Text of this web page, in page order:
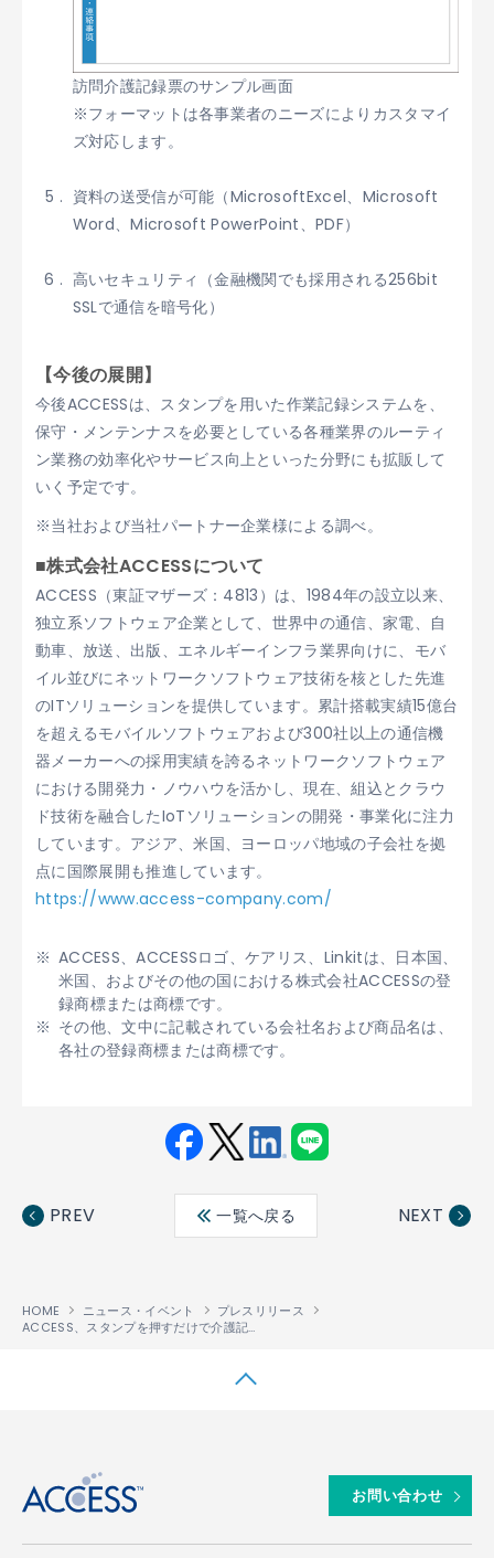
訪問介護記録票のサンプル画面
※フォーマットは各事業者のニーズによりカスタマイ
ズ対応します。
資料の送受信が可能（MicrosoftExcel、Microsoft
Word、Microsoft PowerPoint、PDF）
高いセキュリティ（金融機関でも採用される256bit
SSLで通信を暗号化）
【今後の展開】
今後ACCESSは、スタンプを用いた作業記録システムを、
保守・メンテンナスを必要としている各種業界のルーティ
ン業務の効率化やサービス向上といった分野にも拡販して
いく予定です。
※当社および当社パートナー企業様による調べ。
■株式会社ACCESSについて
ACCESS（東証マザーズ：4813）は、1984年の設立以来、
独立系ソフトウェア企業として、世界中の通信、家電、自
動車、放送、出版、エネルギーインフラ業界向けに、モバ
イル並びにネットワークソフトウェア技術を核とした先進
のITソリューションを提供しています。累計搭載実績15億台
を超えるモバイルソフトウェアおよび300社以上の通信機
器メーカーへの採用実績を誇るネットワークソフトウェア
における開発力・ノウハウを活かし、現在、組込とクラウ
ド技術を融合したIoTソリューションの開発・事業化に注力
しています。アジア、米国、ヨーロッパ地域の子会社を拠
点に国際展開も推進しています。
https://www.access-company.com/
ACCESS、ACCESSロゴ、ケアリス、Linkitは、日本国、
米国、およびその他の国における株式会社ACCESSの登
録商標または商標です。
その他、文中に記載されている会社名および商品名は、
各社の登録商標または商標です。
ebo ter
edin
PREV 一覧へ戻る NEXT
HOME ニュース・イベント
プレスリリース
ACCESS、スタンプを押すだけで介護記録が自動生成できる、介護業務支援システム「ケアリス
お問い合わせ